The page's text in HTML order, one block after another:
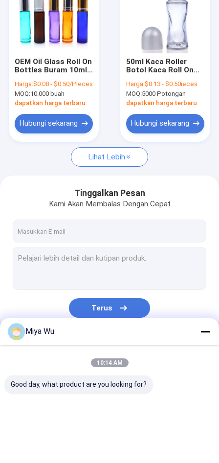
Tentang Kami
Tur Pabrik
Berita
Minta Kutipan
Botol Kemasan Plastik
Botol Busa Plastik
Botol Lotion Plastik
Botol Penetes Serum
Botol Foundation Cair
OEM Oil Glass Roll On
Bottles Buram 10ml
Emas Putih Hitam
Harga:$0.08 - $0.50/Pieces
MOQ:10.000 buah
dapatkan harga terbaru
Hubungi sekarang
50ml Kaca Roller
Botol Kaca Roll On
Minyak Atsiri
Harga:$0.13 - $0.50ieces
MOQ:5000 Potongan
dapatkan harga terbaru
Hubungi sekarang
Lihat Lebih
Tinggalkan Pesan
Kami Akan Membalas Dengan Cepat
Terus
Kategori Kami
Miya Wu
10:14 AM
Good day, what product are you looking for?